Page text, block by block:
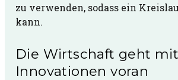
zu verwenden, sodass ein
kann.
Die Wirtschaft geht mit
Innovationen voran